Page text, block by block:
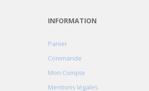
INFORMATION
Panier
Commande
Mon Compte
Mentions légales